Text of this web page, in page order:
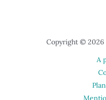
Copyright © 2026
A